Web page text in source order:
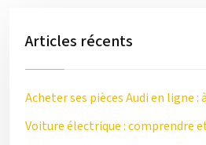
Articles récents
Acheter ses pièces Audi en ligne
Voiture électrique : comprendre